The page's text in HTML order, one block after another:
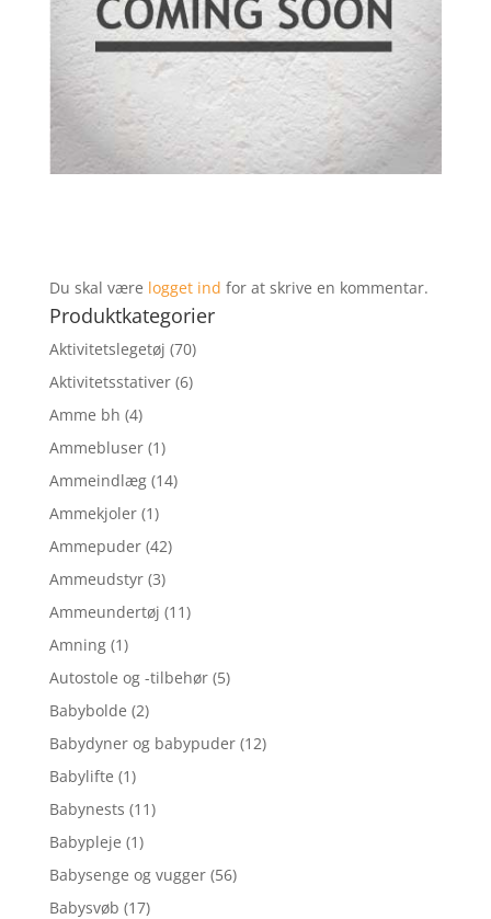
Du skal være logget ind for at skrive en kommentar.
Produktkategorier
Aktivitetslegetøj (70)
Aktivitetsstativer (6)
Amme bh (4)
Ammebluser (1)
Ammeindlæg (14)
Ammekjoler (1)
Ammepuder (42)
Ammeudstyr (3)
Ammeundertøj (11)
Amning (1)
Autostole og -tilbehør (5)
Babybolde (2)
Babydyner og babypuder (12)
Babylifte (1)
Babynests (11)
Babypleje (1)
Babysenge og vugger (56)
Babysvøb (17)